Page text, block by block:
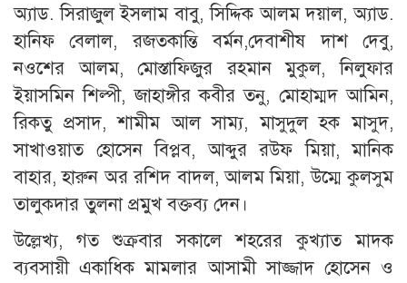
অ্যাড. সিরাজুল ইসলাম বাবু, সিদ্দিক আলম দয়াল, অ্যাড.
হানিফ বেলাল, রজতকান্তি বর্মন,দেবাশীষ দাশ দেবু,
নওশের আলম, মোস্তাফিজুর রহমান মুকুল, নিলুফার
ইয়াসমিন শিল্পী, জাহাঙ্গীর কবীর তনু, মোহাম্মদ আমিন,
রিকতু প্রসাদ, শামীম আল সাম্য, মাসুদুল হক মাসুদ,
সাখাওয়াত হোসেন বিপ্লব, আব্দুর রউফ মিয়া, মানিক
বাহার, হারুন অর রশিদ বাদল, আলম মিয়া, উম্মে কুলসুম
তালুকদার তুলনা প্রমুখ বক্তব্য দেন।
উল্লেখ্য, গত শুক্রবার সকালে শহরের কুখ্যাত মাদক
ব্যবসায়ী একাধিক মামলার আসামী সাজ্জাদ হোসেন ও